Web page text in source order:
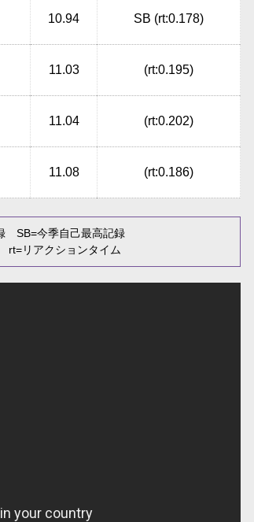
10.94 SB (rt:0.178)
11.03 (rt:0.195)
11.04 (rt:0.202)
11.08 (rt:0.186)
SB=今季自己最高記録
rt=リアクションタイム